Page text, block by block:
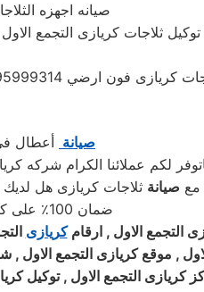
صيانه اجهزه
ثلاجات كريازى التجمع
صيانة أعطال
لكم عملائنا الكرام شركه
مع صيانة ثلاجات كريازى هل
ضمان 100٪ على كافة قطع الغيار لمدة عام كامل والصيانة ولدينا فحص مجاني لجميع الاجهزة
التجمع الاول , ارقام كريازى
, موقعكريازى التجمع الاول ,
كريازى التجمع الاول , توكيل